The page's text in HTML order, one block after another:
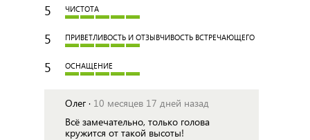
5 ЧИСТОТА
5 ПРИВЕТЛИВОСТЬ И ОТЗЫВЧИВОСТЬ ВСТРЕЧАЮЩЕГО
5 ОСНАЩЕНИЕ
Олег · 10 месяцев 17 дней назад
Всё замечательно, только голова
кружится от такой высоты!